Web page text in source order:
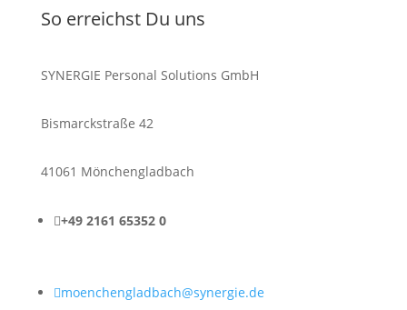
So erreichst Du uns
SYNERGIE Personal Solutions GmbH
Bismarckstraße 42
41061 Mönchengladbach
+49 2161 65352 0
moenchengladbach@synergie.de